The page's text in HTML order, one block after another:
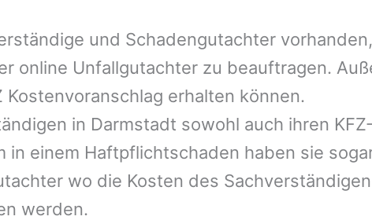
und Schadengutachter
online Unfallgutachter zu beauftragen.
erhalten können.
in Darmstadt sowohl auch ihren
in einem Haftpflichtschaden haben sie
wo die Kosten des
werden.